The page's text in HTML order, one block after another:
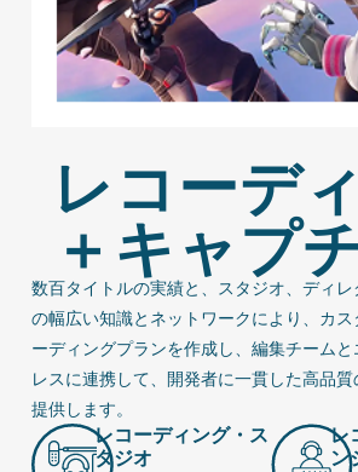
レコーデ
＋キャプ
数百タイトルの実績と、スタジオ、ディ
の幅広い知識とネットワークにより、カ
ーディングプランを作成し、編集チーム
レスに連携して、開発者に一貫した高品
提供します。
レコーディング・ス
タジオ
レ
ン